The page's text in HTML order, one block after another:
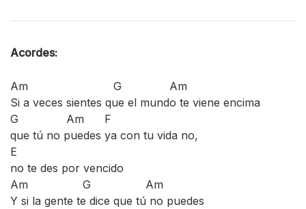
Acordes:
Am G Am
Si a veces sientes que el mundo te viene encima
G Am F
que tú no puedes ya con tu vida no,
E
no te des por vencido
Am G Am
Y si la gente te dice que tú no puedes